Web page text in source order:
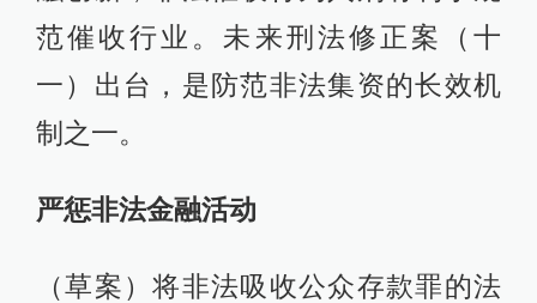
范催收行业。未来刑法修正案（十
一）出台，是防范非法集资的长效机
制之一。
严惩非法金融活动
（草案）将非法吸收公众存款罪的法